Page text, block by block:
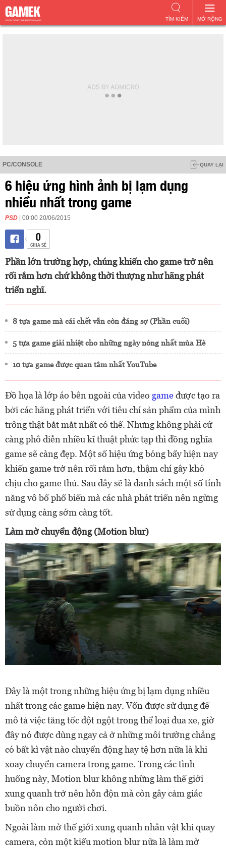
MỞ RỘNG
TÌM KIẾM
PC/CONSOLE QUAY LẠI
6 hiệu ứng hình ảnh bị lạm dụng
nhiều nhất trong game
PSD | 00:00 20/06/2015
0
CHIA SẺ
Phần lớn trường hợp, chúng khiến cho game trở nên
rối rắm hơn chứ không thời thượng như hãng phát
triển nghĩ.
8 tựa game mà cái chết vẫn còn đáng sợ (Phần cuối)
5 tựa game giải nhiệt cho những ngày nóng nhất mùa Hè
10 tựa game được quan tâm nhất YouTube
Đồ họa là lớp áo bên ngoài của video gameđược tạo ra
bởi các hãng phát triển với tiêu chí sản phẩm của mình
trông thật bắt mắt nhất có thể. Nhưng không phải cứ
càng phô diễn nhiều kĩ thuật phức tạp thì đồng nghĩa
game sẽ càng đẹp. Một số hiệu ứng bóng bẩy hiện nay
khiến game trở nên rối rắm hơn, thậm chí gây khó
chịu cho game thủ. Sau đây sẽ là danh sách một số tính
năng vô bổ phổ biến mà các nhà phát triển nên ngừng
sử dụng càng sớm càng tốt.
Làm mờ chuyển động (Motion blur)
Đây là một trong những hiệu ứng bị lạm dụng nhiều
nhất trong các game hiện nay. Vốn được sử dụng để
mô tả việc tăng tốc đột ngột trong thể loại đua xe, giờ
đây nó được dùng ngay cả ở những môi trường chẳng
có bất kì vật nào chuyển động hay tệ hơn nữa là khi
xoay chuyển camera trong game. Trong các tình
huống này, Motion blur không những làm thế giới
xung quanh trở nên hỗn độn mà còn gây cảm giác
buồn nôn cho người chơi.
Ngoài làm mờ thế giới xung quanh nhân vật khi quay
camera, còn một kiểu motion blur nữa là làm mờ